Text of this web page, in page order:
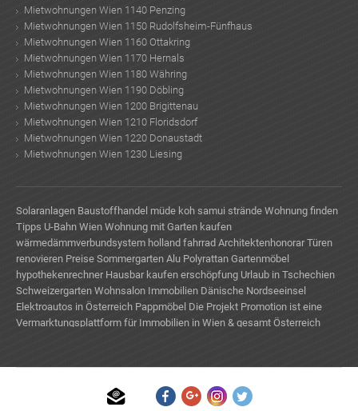
Mietwohnungen Wien 1140 Penzing
Mietwohnungen Wien 1150 Rudolfsheim-Fünfhaus
Mietwohnungen Wien 1160 Ottakring
Mietwohnungen Wien 1170 Hernals
Mietwohnungen Wien 1180 Währing
Mietwohnungen Wien 1190 Döbling
Mietwohnungen Wien 1200 Brigittenau
Mietwohnungen Wien 1210 Floridsdorf
Mietwohnungen Wien 1220 Donaustadt
Mietwohnungen Wien 1230 Liesing
Solaranlagen Baustoffhandel müde koh samui strände Wohnung finden
Tipps U-Bahn Wien Wohnung mit Garten kaufen
wärmedämmverbundsystem holland fahrrad Architektenhonorar Türen
renovieren Preise Sommergarten Alu Polyrattan Gartenmöbel
hypothekenrechner Hausbar kaufen erschöpfung Urlaub in Tschechien
Schweizergarten Wohnsalon Immobilien Dänische Nordseeinsel
Elektroautos in Österreich Pappmöbel Die Projekt Promotion ist eine
Vermarktungsplattform für Immobilien in Wien & gesamt Österreich